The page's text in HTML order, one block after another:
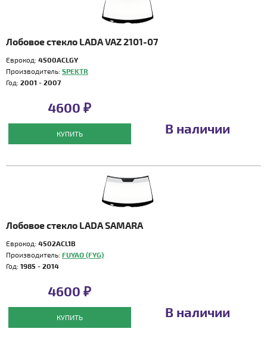
Лобовое стекло LADA VAZ 2101-07
Еврокод: 4500ACLGY
Производитель: SPEKTR
Год: 2001 - 2007
4600 ₽
КУПИТЬ В наличии
Лобовое стекло LADA SAMARA
Еврокод: 4502ACL1B
Производитель: FUYAO (FYG)
Год: 1985 - 2014
4600 ₽
КУПИТЬ В наличии